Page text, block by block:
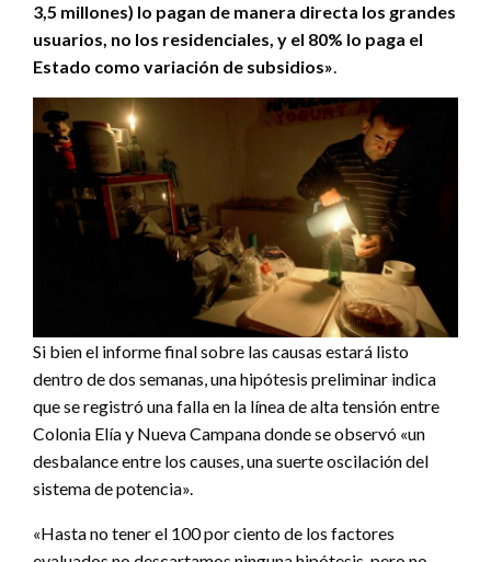
3,5 millones) lo pagan de manera directa los grandes
usuarios, no los residenciales, y el 80% lo paga el
Estado como variación de subsidios».
Si bien el informe final sobre las causas estará listo
dentro de dos semanas, una hipótesis preliminar indica
que se registró una falla en la línea de alta tensión entre
Colonia Elía y Nueva Campana donde se observó «un
desbalance entre los causes, una suerte oscilación del
sistema de potencia».
«Hasta no tener el 100 por ciento de los factores